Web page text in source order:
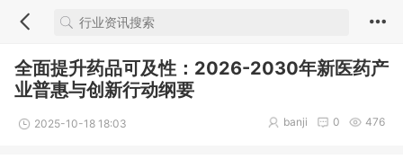
全面提升药品可及性：2026-2030年新医药产
业普惠与创新行动纲要
2025-10-18 18:03 476
0
banji